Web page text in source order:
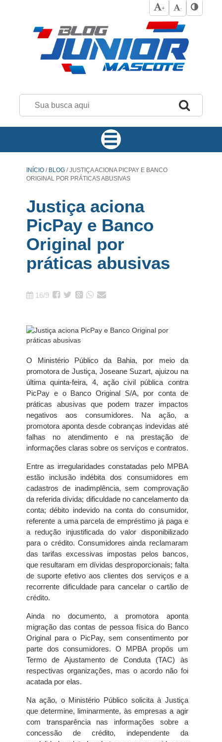
+ -
INÍCIO / BLOG /JUSTIÇA ACIONA PICPAY E BANCO
ORIGINAL POR PRÁTICAS ABUSIVAS
Justiça aciona
PicPay e Banco
Original por
práticas abusivas
16/9
O Ministério Público da Bahia, por meio da
promotora de Justiça, Joseane Suzart, ajuizou na
última quinta-feira, 4, ação civil pública contra
PicPay e o Banco Original S/A, por conta de
práticas abusivas que podem trazer impactos
negativos aos consumidores. Na ação, a
promotora aponta desde cobranças indevidas até
falhas no atendimento e na prestação de
informações claras sobre os serviços e contratos.
Entre as irregularidades constatadas pelo MPBA
estão inclusão indébita dos consumidores em
cadastros de inadimplência, sem comprovação
da referida dívida; dificuldade no cancelamento da
conta; débito indevido na conta do consumidor,
referente a uma parcela de empréstimo já paga e
a redução injustificada do valor disponibilizado
para o crédito. Consumidores ainda reclamaram
das tarifas excessivas impostas pelos bancos,
que resultaram em dívidas desproporcionais; falta
de suporte efetivo aos clientes dos serviços e a
recorrente dificuldade para cancelar o cartão de
crédito.
Ainda no documento, a promotora aponta
migração das contas de pessoa física do Banco
Original para o PicPay, sem consentimento por
parte dos consumidores. O MPBA propôs um
Termo de Ajustamento de Conduta (TAC) às
respectivas organizações, mas o acordo não foi
acatada por elas.
Na ação, o Ministério Público solicita à Justiça
que determine, liminarmente, às empresas a agir
com transparência nas informações sobre a
concessão de crédito, independente da